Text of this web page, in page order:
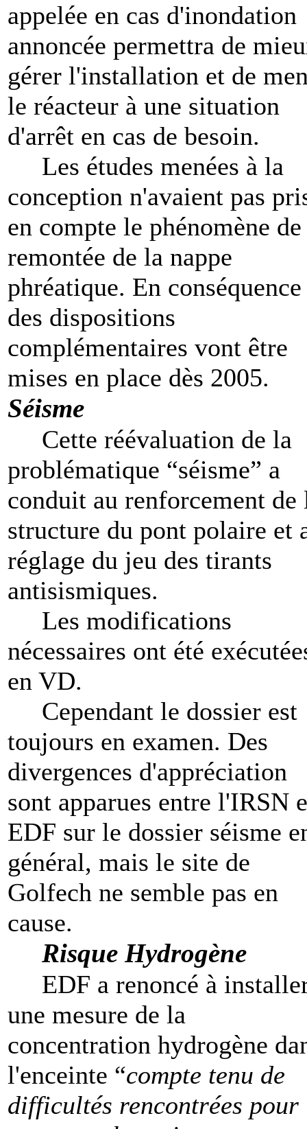
appelée en cas d'inondation
annoncée permettra de
gérer l'installation et de
le réacteur à une situation
d'arrêt en cas de besoin.
Les études menées à la
conception n'avaient pas
en compte le phénomène de
remontée de la nappe
phréatique. En conséquence
des dispositions
complémentaires vont être
mises en place dès 2005.
Séisme
Cette réévaluation de la
problématique “séisme” a
conduit au renforcement de
structure du pont polaire et
réglage du jeu des tirants
antisismiques.
Les modifications
nécessaires ont été
en VD.
Cependant le dossier est
toujours en examen. Des
divergences d'appréciation
sont apparues entre l'IRSN
EDF sur le dossier séisme
général, mais le site de
Golfech ne semble pas en
cause.
Risque Hydrogène
EDF a renoncé à
une mesure de la
concentration hydrogène
l'enceinte “compte tenu de
difficultés rencontrées pour